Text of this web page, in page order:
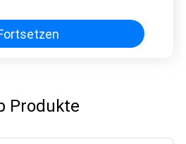
Produkte